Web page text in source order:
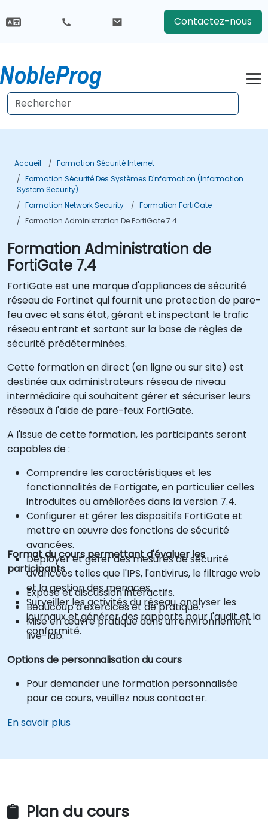
Contactez-nous
Accueil
Formation Sécurité Internet
Formation Sécurité Des Systèmes D'nformation (Information
System Security)
Formation Network Security
Formation FortiGate
Formation Administration De FortiGate 7.4
Formation Administration de
FortiGate 7.4
FortiGate est une marque d'appliances de sécurité
réseau de Fortinet qui fournit une protection de pare-
feu avec et sans état, gérant et inspectant le trafic
réseau entrant et sortant sur la base de règles de
sécurité prédéterminées.
Cette formation en direct (en ligne ou sur site) est
destinée aux administrateurs réseau de niveau
intermédiaire qui souhaitent gérer et sécuriser leurs
réseaux à l'aide de pare-feux FortiGate.
A l'issue de cette formation, les participants seront
capables de :
Comprendre les caractéristiques et les
fonctionnalités de Fortigate, en particulier celles
introduites ou améliorées dans la version 7.4.
Configurer et gérer les dispositifs FortiGate et
mettre en œuvre des fonctions de sécurité
avancées.
Déployer et gérer des mesures de sécurité
avancées telles que l'IPS, l'antivirus, le filtrage web
et la gestion des menaces.
Surveiller les activités du réseau, analyser les
journaux et générer des rapports pour l'audit et la
conformité.
Format du cours permettant d'évaluer les
participants
Exposé et discussion interactifs.
Beaucoup d'exercices et de pratique.
Mise en œuvre pratique dans un environnement
live-lab.
Options de personnalisation du cours
Pour demander une formation personnalisée
pour ce cours, veuillez nous contacter.
En savoir plus
Plan du cours